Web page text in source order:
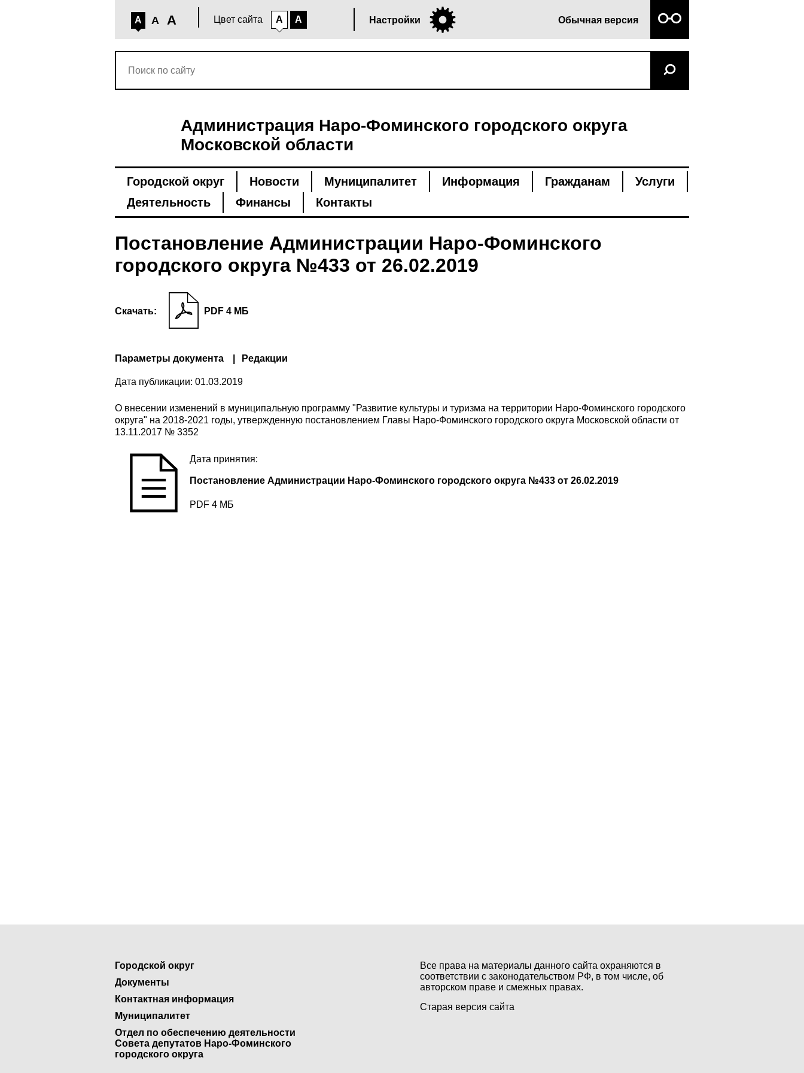
A A A Цвет сайта A A Настройки Обычная версия
Администрация Наро-Фоминского городского округа
Московской области
Городской округ Новости Муниципалитет Информация Гражданам
Услуги
Деятельность
Финансы Контакты
Постановление Администрации Наро-Фоминского
городского округа №433 от 26.02.2019
Скачать: PDF 4 МБ
Параметры документа Редакции
Дата публикации: 01.03.2019
О внесении изменений в муниципальную программу "Развитие культуры и туризма на территории Наро-Фоминского городского
округа" на 2018-2021 годы, утвержденную постановлением Главы Наро-Фоминского городского округа Московской области от
13.11.2017 № 3352
Дата принятия:
Постановление Администрации Наро-Фоминского городского округа №433 от 26.02.2019
PDF 4 МБ
Городской округ
Документы
Контактная информация
Муниципалитет
Отдел по обеспечению деятельности
Совета депутатов Наро-Фоминского
городского округа
Все права на материалы данного сайта охраняются в
соответствии с законодательством РФ, в том числе, об
авторском праве и смежных правах.
Старая версия сайта